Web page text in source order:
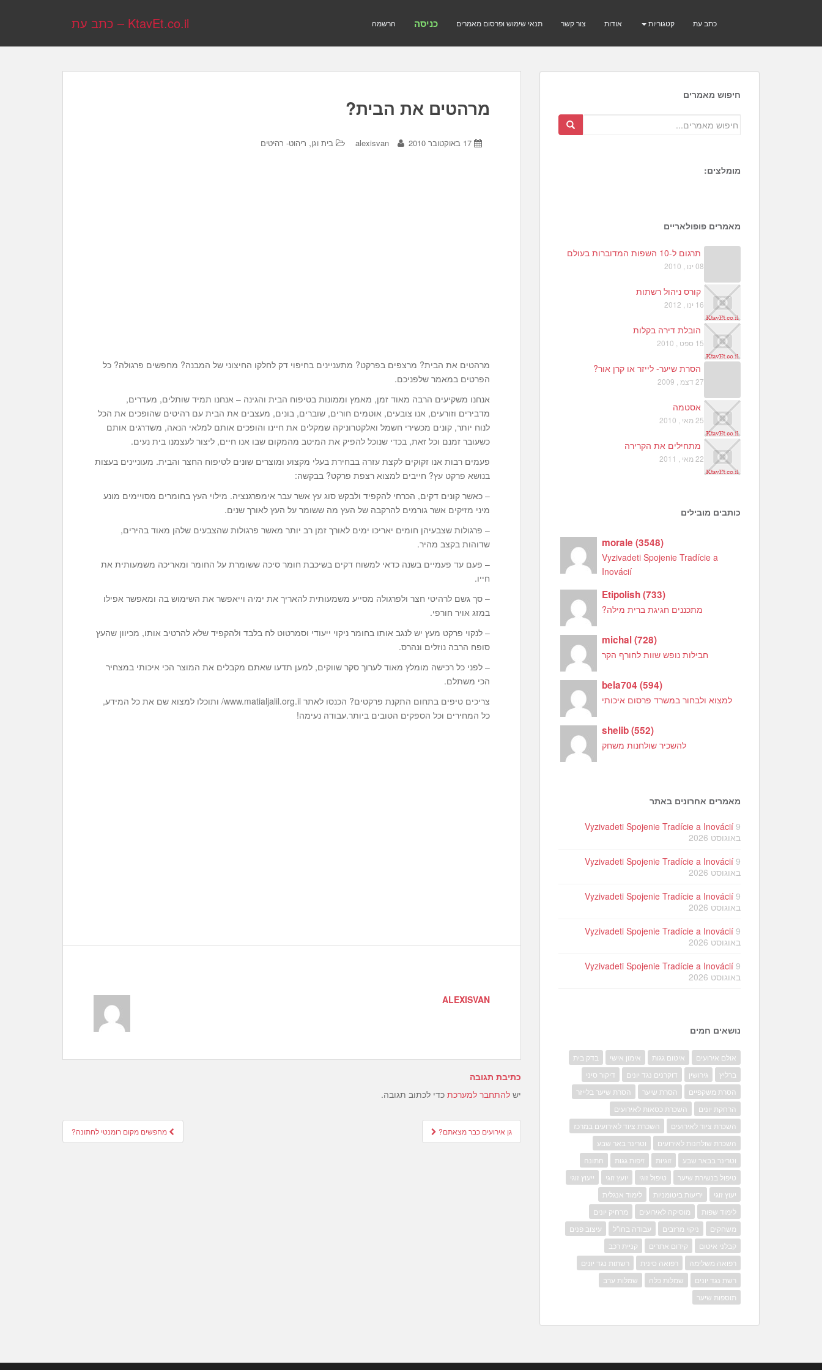
KtavEt.co.il – כתב עת הרשמה כניסה תנאי שימוש ופרסום מאמרים צור קשר אודות קטגוריות כתב עת
מרהטים את הבית?
17 באוקטובר 2010 alexisvan בית וגן, ריהוט- רהיטים
מרהטים את הבית? מרצפים בפרקט? מתעניינים בחיפוי דק לחלקו החיצוני של המבנה? מחפשים פרגולה? כל
הפרטים במאמר שלפניכם.
אנחנו משקיעים הרבה מאוד זמן, מאמץ וממונות בטיפוח הבית והגינה – אנחנו תמיד שותלים, מעדרים,
מדבירים וזורעים, אנו צובעים, אוטמים חורים, שוברים, בונים, מעצבים את הבית עם רהיטים שהופכים את הכל
לנוח יותר, קונים מכשירי חשמל ואלקטרוניקה שמקלים את חיינו והופכים אותם למלאי הנאה, משדרגים אותם
כשעובר זמנם וכל זאת, בכדי שנוכל להפיק את המיטב מהמקום שבו אנו חיים, ליצור לעצמנו בית נעים.
פעמים רבות אנו זקוקים לקצת עזרה בבחירת בעלי מקצוע ומוצרים שונים לטיפוח החצר והבית. מעוניינים בעצות
בנושא פרקט עץ? חייבים למצוא רצפת פרקט? בבקשה:
– כאשר קונים דקים, הכרחי להקפיד ולבקש סוג עץ אשר עבר אימפרגנציה. מילוי העץ בחומרים מסויימים מונע
מיני מזיקים אשר גורמים להרקבה של העץ מה ששומר על העץ לאורך שנים.
– פרגולות שצבעיהן חומים יאריכו ימים לאורך זמן רב יותר מאשר פרגולות שהצבעים שלהן מאוד בהירים,
שדוהות בקצב מהיר.
– פעם עד פעמיים בשנה כדאי למשוח דקים בשיכבת חומר סיכה ששומרת על החומר ומאריכה משמעותית את
חייו.
– סך גשם לרהיטי חצר ולפרגולה מסייע משמעותית להאריך את ימיה וייאפשר את השימוש בה ומאפשר אפילו
במזג אויר חורפי.
– לנקוי פרקט מעץ יש לנגב אותו בחומר ניקוי ייעודי וסמרטוט לח בלבד ולהקפיד שלא להרטיב אותו, מכיוון שהעץ
סופח הרבה נוזלים ונהרס.
– לפני כל רכישה מומלץ מאוד לערוך סקר שווקים, למען תדעו שאתם מקבלים את המוצר הכי איכותי במצחיר
הכי משתלם.
צריכים טיפים בתחום התקנת פרקטים? הכנסו לאתר www.matialjalil.org.il/ ותוכלו למצוא שם את כל המידע,
כל המחירים וכל הספקים הטובים ביותר.עבודה נעימה!
ALEXISVAN
כתיבת תגובה
יש להתחבר למערכת כדי לכתוב תגובה.
Post
navigation
מחפשים מקום רומנטי לחתונה? גן אירועים כבר מצאתם?
חיפוש מאמרים
מומלצים:
2
מאמרים פופולאריים
תרגום ל-10 השפות המדוברות בעולם
08 ינו , 2010
קורס ניהול רשתות
16 ינו , 2012
הובלת דירה בקלות
15 ספט , 2010
הסרת שיער- לייזר או קרן אור?
27 דצמ , 2009
אסטמה
25 מאי , 2010
מתחילים את הקרירה
22 מאי , 2011
כותבים מובילים
morale(3548)
Vyzivadeti Spojenie Tradície a
Inovácií
Etipolish(733)
מתכננים חגיגת ברית מילה?
michal(728)
חבילות נופש שוות לחורף הקר
bela704(594)
למצוא ולבחור במשרד פרסום איכותי
shelib(552)
להשכיר שולחנות משחק
מאמרים אחרונים באתר
Vyzivadeti Spojenie Tradície a Inovácií 9
באוגוסט 2026
Vyzivadeti Spojenie Tradície a Inovácií 9
באוגוסט 2026
Vyzivadeti Spojenie Tradície a Inovácií 9
באוגוסט 2026
Vyzivadeti Spojenie Tradície a Inovácií 9
באוגוסט 2026
Vyzivadeti Spojenie Tradície a Inovácií 9
באוגוסט 2026
נושאים חמים
אולם אירועים איטום גגות אימון אישי
בדק בית
ברליץ
גירושין דוקרנים נגד יונים
דיקור סיני
הסרת משקפיים
הסרת שיער
הסרת שיער בלייזר
הרחקת יונים
השכרת כסאות לאירועים
השכרת ציוד לאירועים
השכרת ציוד לאירועים במרכז
השכרת שולחנות לאירועים
וטרינר באר שבע
וטרינר בבאר שבע
זוגיות זיפות גגות
חתונה
טיפול בנשירת שיער
טיפול זוגי יועץ זוגי
ייעוץ זוגי
יעוץ זוגי
יריעות ביטומניות
לימוד אנגלית
לימוד שפות
מוסיקה לאירועים
מרחיק יונים
משחקים
ניקוי מרזבים עבודה בחו"ל
עיצוב פנים
קבלני איטום
קידום אתרים
קניית רכב
רפואה משלימה
רפואה סינית
רשתות נגד יונים
רשת נגד יונים
שמלות כלה
שמלות ערב
תוספות שיער